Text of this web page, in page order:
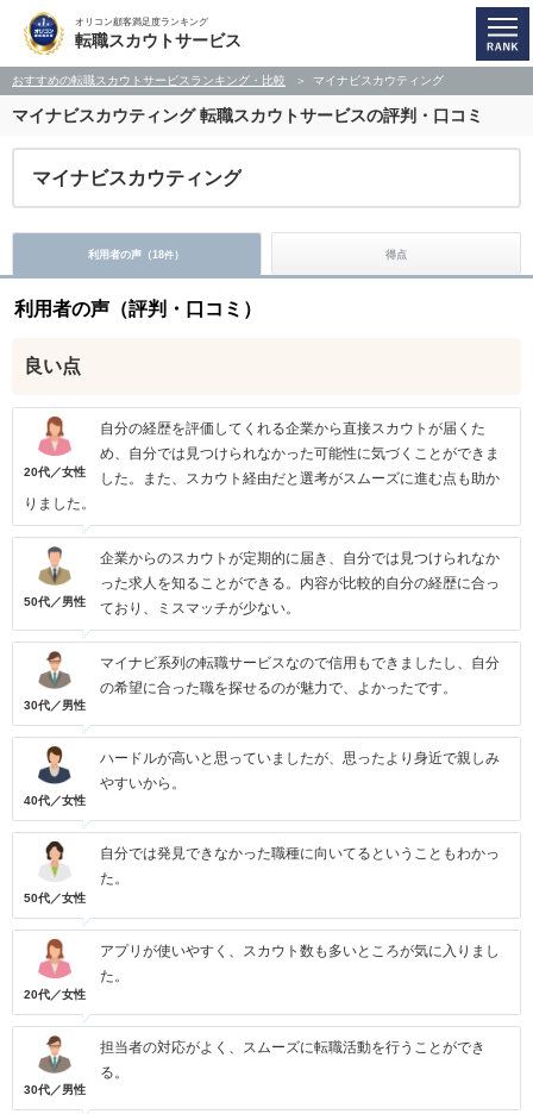
オリコン顧客満足度ランキング
転職スカウトサービス
おすすめの転職スカウトサービスランキング・比較 マイナビスカウティング
マイナビスカウティング転職スカウトサービスの評判・口コミ
マイナビスカウティング
利用者の声（18件） 得点
利用者の声（評判・口コミ）
良い点
20代／女性
自分の経歴を評価してくれる企業から直接スカウトが届くた
め、自分では見つけられなかった可能性に気づくことができま
した。また、スカウト経由だと選考がスムーズに進む点も助か
りました。
50代／男性
企業からのスカウトが定期的に届き、自分では見つけられなか
った求人を知ることができる。内容が比較的自分の経歴に合っ
ており、ミスマッチが少ない。
30代／男性
マイナビ系列の転職サービスなので信用もできましたし、自分
の希望に合った職を探せるのが魅力で、よかったです。
40代／女性
ハードルが高いと思っていましたが、思ったより身近で親しみ
やすいから。
50代／女性
自分では発見できなかった職種に向いてるということもわかっ
た。
20代／女性
アプリが使いやすく、スカウト数も多いところが気に入りまし
た。
30代／男性
担当者の対応がよく、スムーズに転職活動を行うことができ
る。